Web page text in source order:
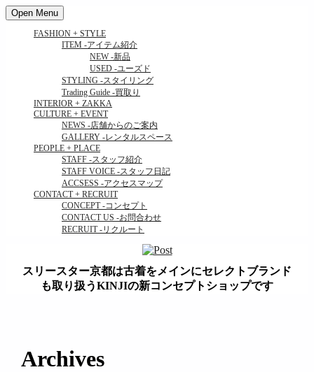
Open Menu
FASHION + STYLE
ITEM -アイテム紹介
NEW-新品
USED -ユーズド
STYLING -スタイリング
Trading Guide -買取り
INTERIOR + ZAKKA
CULTURE + EVENT
NEWS -店舗からのご案内
GALLERY -レンタルスペース
PEOPLE + PLACE
STAFF -スタッフ紹介
STAFF VOICE -スタッフ日記
ACCSESS -アクセスマップ
CONTACT + RECRUIT
CONCEPT-コンセプト
CONTACT US -お問合わせ
RECRUIT-リクルート
スリースター京都は古着をメインにセレクトブランド
も取り扱うKINJIの新コンセプトショップです
займ на карту онлайн без отказа
Archives